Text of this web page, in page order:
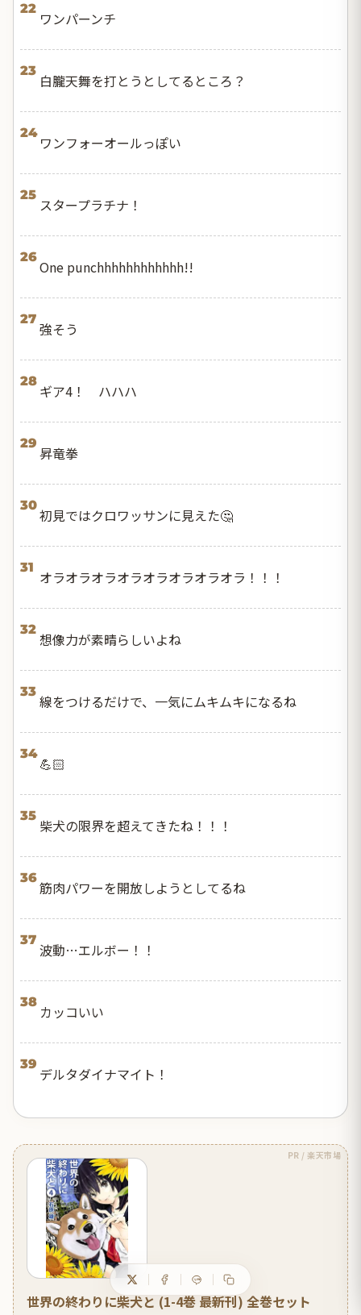
22
ワンパーンチ
23
白朧天舞を打とうとしてるところ？
24
ワンフォーオールっぽい
25
スタープラチナ！
26
One punchhhhhhhhhhhh!!
27
強そう
28
ギア4！ ハハハ
29
昇竜拳
30
初見ではクロワッサンに見えた🤔
31
オラオラオラオラオラオラオラオラ！！！
32
想像力が素晴らしいよね
33
線をつけるだけで、一気にムキムキになるね
34
💪🏻
35
柴犬の限界を超えてきたね！！！
36
筋肉パワーを開放しようとしてるね
37
波動…エルボー！！
38
カッコいい
39
デルタダイナマイト！
PR / 楽天市場
世界の終わりに柴犬と (1-4巻 最新刊) 全巻セット